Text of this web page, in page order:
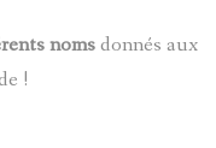
nomsdonnés aux
!